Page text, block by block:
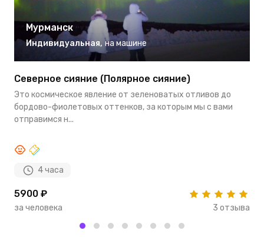
Мурманск
Индивидуальная, на машине
Северное сияние (Полярное сияние)
Это космическое явление от зеленоватых отливов до
бордово-фиолетовых оттенков, за которым мы с вами
отправимся н...
4 часа
5900 ₽
за человека 3 отзыва